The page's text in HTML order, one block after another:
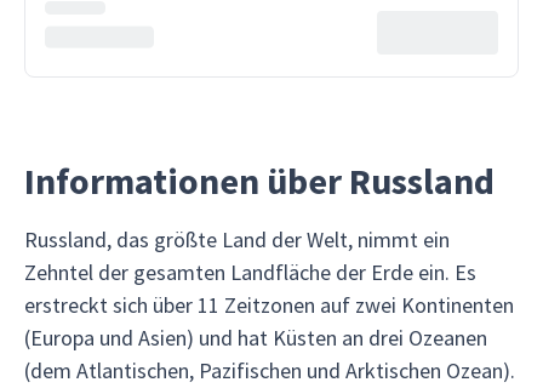
Informationen über Russland
Russland, das größte Land der Welt, nimmt ein
Zehntel der gesamten Landfläche der Erde ein. Es
erstreckt sich über 11 Zeitzonen auf zwei Kontinenten
(Europa und Asien) und hat Küsten an drei Ozeanen
(dem Atlantischen, Pazifischen und Arktischen Ozean).